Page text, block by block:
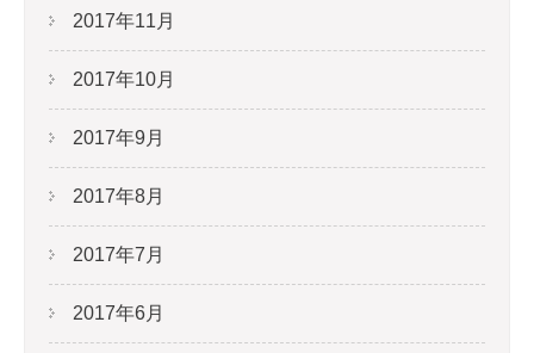
2017年11月
2017年10月
2017年9月
2017年8月
2017年7月
2017年6月